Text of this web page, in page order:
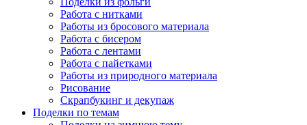
Работа с нитками
Работы из бросового материала
Работа с бисером
Работа с лентами
Работа с пайетками
Работы из природного материала
Рисование
Скрапбукинг и декупаж
Поделки по темам